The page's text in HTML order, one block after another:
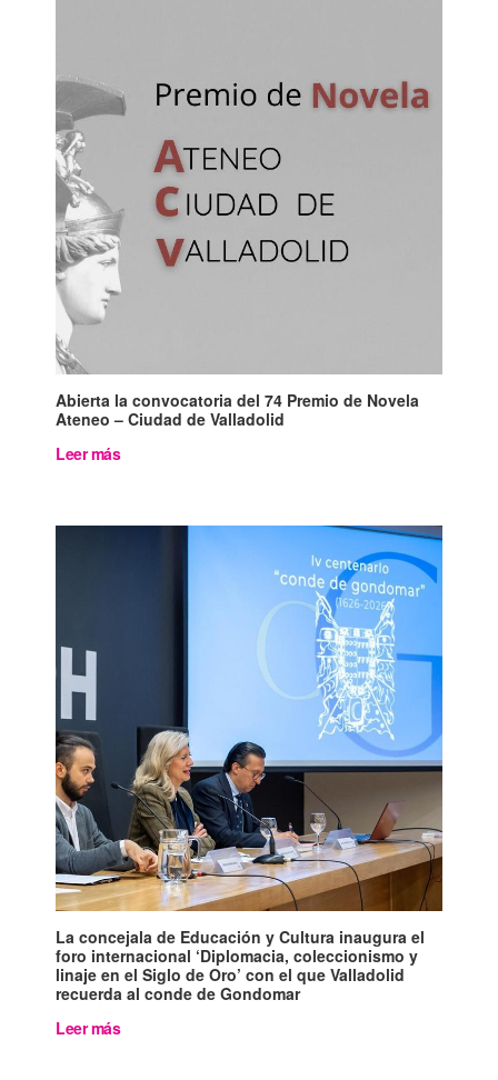
Abierta la convocatoria del 74 Premio de Novela
Ateneo – Ciudad de Valladolid
Leer más
La concejala de Educación y Cultura inaugura el
foro internacional ‘Diplomacia, coleccionismo y
linaje en el Siglo de Oro’ con el que Valladolid
recuerda al conde de Gondomar
Leer más